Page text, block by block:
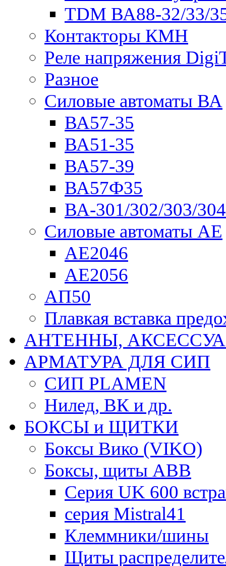
TDM ВА88-32/33/
Контакторы КМН
Реле напряжения
Разное
Силовые автоматы ВА
ВА57-35
ВА51-35
ВА57-39
ВА57Ф35
ВА-301/302/303/
Силовые автоматы АЕ
АЕ2046
АЕ2056
АП50
Плавкая вставка
АНТЕННЫ,
АРМАТУРА ДЛЯ СИП
СИП PLAMEN
Нилед, ВК и др.
БОКСЫ и ЩИТКИ
Боксы Вико (VIKO)
Боксы, щиты ABB
Серия UK 600
серия Mistral41
Клеммники/шины
Щиты